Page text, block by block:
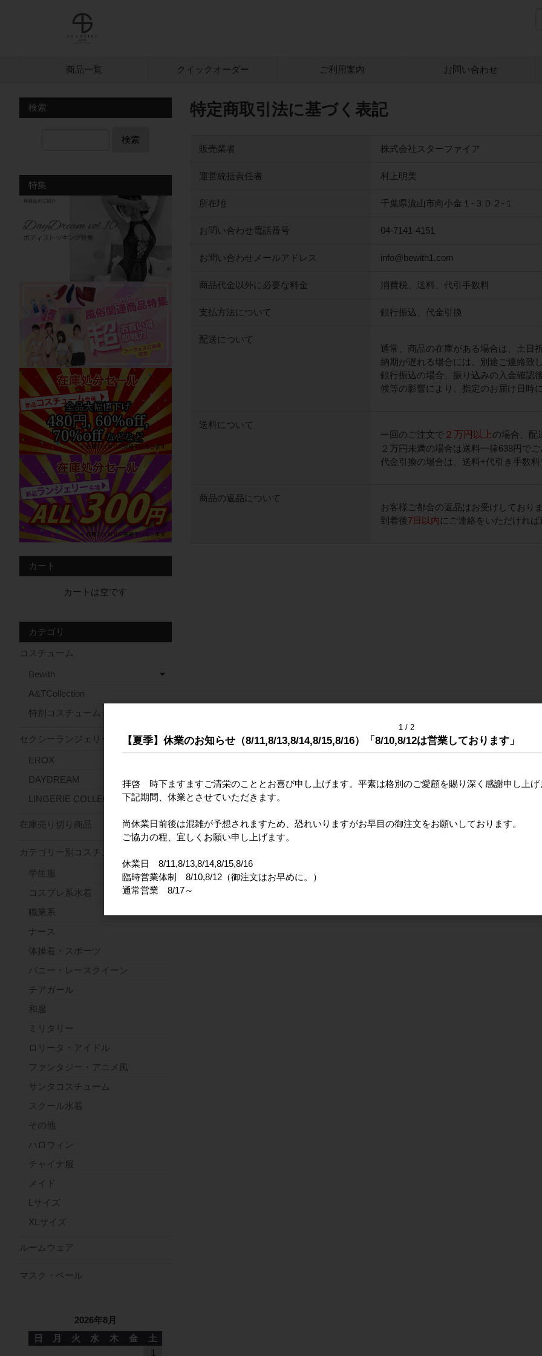
商品一覧 クイック オーダー ご利用案内 お問い合わせ
特定商取引法に基づく表記
販売業者 株式会社スターファイア
運営統括責任者 村上明美
所在地 千葉県流山市向小金１-３０２-１
お問い合わせ電話番号 04-7141-4151
お問い合わせメールアドレス info@bewith1.com
商品代金以外に必要な料金 消費税、送料、代引手数料
支払方法について 銀行振込、代金引換
配送について
通常、商品の在庫がある場合は、土日
納期が遅れる場合には、別途ご連絡致し
銀行振込の場合、振り込みの入金確認
候等の影響により、指定のお届け日時
送料について
一回のご注文で２万円以上の場合、配
２万円未満の場合は送料一律638円でご
代金引換の場合は、送料+代引き手数料
商品の返品について
お客様ご都合の返品はお受けしており
到着後7日以内にご連絡をいただけれ
検索
検索
特集
カート
カートは空です
カテゴリ
コスチューム
Bewith
A&TCollection
特別コスチューム
セクシーランジェリー
EROX
DAYDREAM
LINGERIE COLLECTION
在庫売り切り商品
カテゴリー別コスチューム
学生服
コスプレ系水着
職業系
ナース
体操着・スポーツ
バニー・レースクイーン
チアガール
和服
ミリタリー
ロリータ・アイドル
ファンタジー・アニメ風
サンタコスチューム
スクール水着
その他
ハロウィン
チャイナ服
メイド
Lサイズ
XLサイズ
ルームウェア
マスク・ベール
2026年8月
日
月 火 水 木 金
土
1
1 2
【夏季】休業のお知らせ（8/11,8/13,8/14,8/15,8/16）「8/10,8/12は営業しております」
拝啓 時下ますますご清栄のこととお喜び申し上げます。平素は格別のご愛顧を賜り深く感謝申し上げ
下記期間、休業とさせていただきます。
尚休業日前後は混雑が予想されますため、恐れいりますがお早目の御注文をお願いしております。
ご協力の程、宜しくお願い申し上げます。
休業日 8/11,8/13,8/14,8/15,8/16
臨時営業体制 8/10,8/12（御注文はお早めに。）
通常営業 8/17～